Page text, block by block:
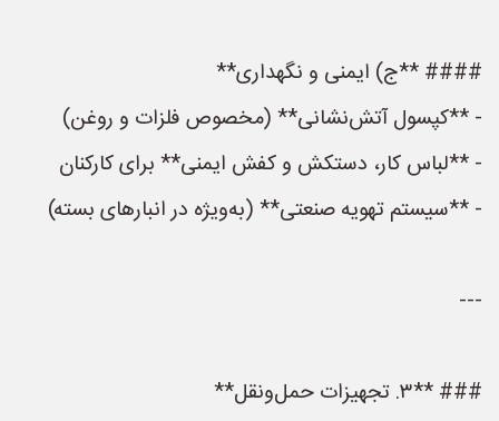
#### **ج) ایمنی و نگهداری**
- **کپسول آتش‌نشانی** (مخصوص فلزات و روغن)
- **لباس کار، دستکش و کفش ایمنی** برای کارکنان
- **سیستم تهویه صنعتی** (به‌ویژه در انبارهای بسته)
---
### **۳. تجهیزات حمل‌ونقل**